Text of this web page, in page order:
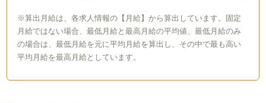
※算出月給は、各求人情報の【月給】から算出しています。固定
月給ではない場合、最低月給と最高月給の平均値、最低月給のみ
の場合は、最低月給を元に平均月給を算出し、その中で最も高い
平均月給を最高月給としています。